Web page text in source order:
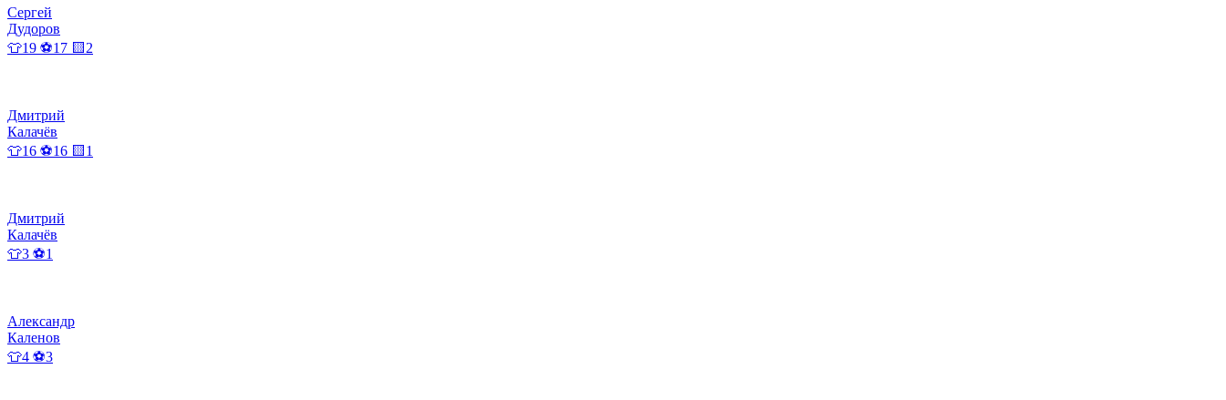
Сергей
Дудоров
👕19 ⚽17 🟨2
Дмитрий
Калачёв
👕16 ⚽16 🟨1
Дмитрий
Калачёв
👕3 ⚽1
Александр
Каленов
👕4 ⚽3